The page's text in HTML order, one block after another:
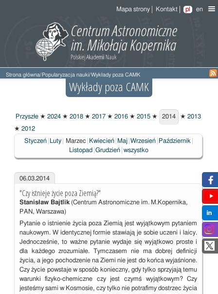
Mapa strony Kontakt pl en
Strona główna/ Popularyzacja nauki/Wykłady poza CAMK
Wykłady poza CAMK
Przyszłe ★ 2024 ★ 2018 ★ 2017 ★ 2016 ★ 2015 ★
2014
2014 ★ 2013
★ 2012
Styczeń
Luty Wybrane
Marzec Kwiecień Maj Wrzesień
Październik
Listopad Grudzień wszystko
06.03.2014
"Czy istnieje życie poza Ziemią?"
Stanisław Bajtlik(Centrum Astronomiczne im. M.Kopernika,
PAN, Warszawa)
Pytanie o istnienie życia poza Ziemią jest wyjątkowym pytaniem
naukowym. W identycznej formie stawiają je sobie uczeni i laicy.
Jednocześnie, to ważne pytanie wydaje się wyjątkowo proste i
dla każdego zrozumiałe. Tymczasem nie ma dobrej definicji
życia, a jego pochodzenie na Ziemi nie jest do końca wyjaśnione.
Czy życie powstaje w sposób konieczny, gdy tylko sprzyjają temu
warunki fizyko-chemiczne czy jest czymś wyjątkowym? Czy
jesteśmy sami w Kosmosie, czy tylko nie potrafimy dostrzec życia